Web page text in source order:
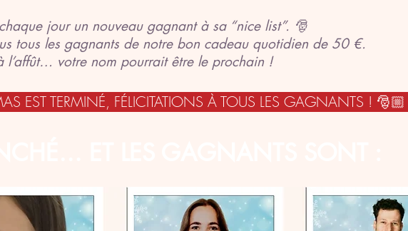
jour un nouveau gagnant à sa “nice list”. 🎅
tous les gagnants de notre bon cadeau quotidien de 50 €.
l’affût… votre nom pourrait être le prochain !
EST TERMINÉ, FÉLICITATIONS À TOUS LES GAGNANTS ! 🎅🏼